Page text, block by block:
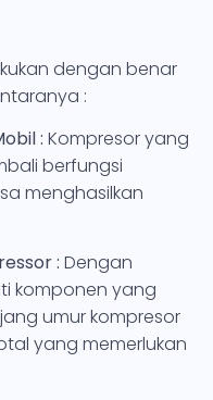
dengan benar
:
: Kompresor yang
berfungsi
menghasilkan
: Dengan
komponen yang
umur kompresor
yang memerlukan